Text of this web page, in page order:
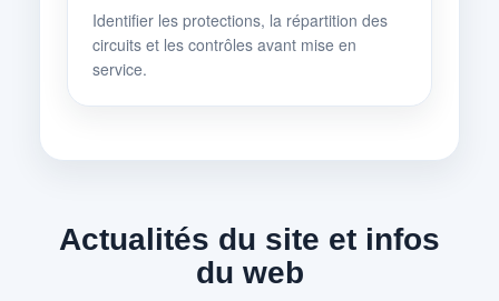
Identifier les protections, la répartition des
circuits et les contrôles avant mise en
service.
Actualités du site et infos
du web